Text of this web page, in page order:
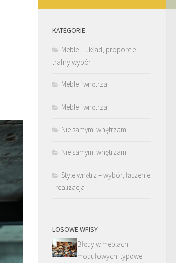
KATEGORIE
Meble – układ, proporcje i
trafny wybór
Meble i wnętrza
Meble i wnętrza
Nie samymi wnętrzami
Nie samymi wnętrzami
Style wnętrz – wybór, łączenie
i realizacja
LOSOWE WPISY
Błędy w meblach
modułowych: typowe